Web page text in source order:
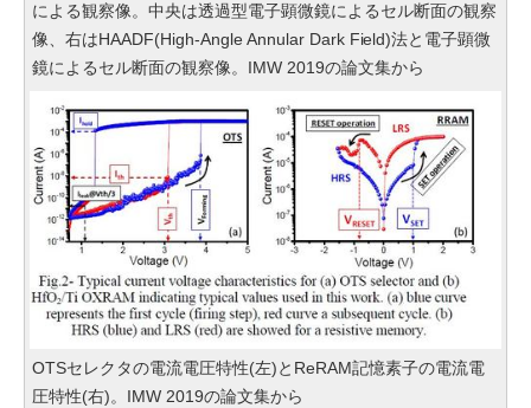
による観察像。中央は透過型電子顕微鏡によるセル断面の観察
像、右はHAADF(High-Angle Annular Dark Field)法と電子顕微
鏡によるセル断面の観察像。IMW 2019の論文集から
OTSセレクタの電流電圧特性(左)とReRAM記憶素子の電流電
圧特性(右)。IMW 2019の論文集から